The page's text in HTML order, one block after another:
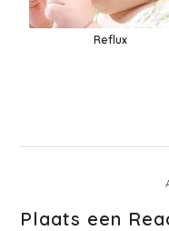
Reflux
Plaats een